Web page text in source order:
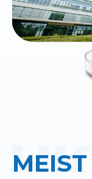
MEIST